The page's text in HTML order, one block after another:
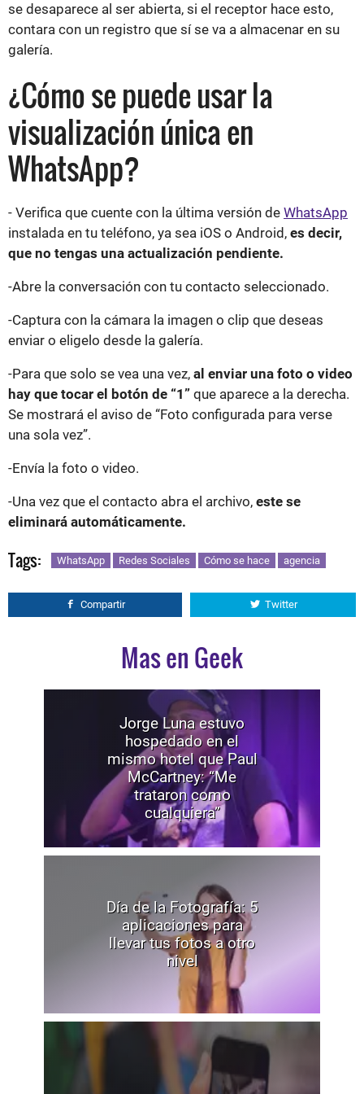
se desaparece al ser abierta, si el receptor hace esto,
contara con un registro que sí se va a almacenar en su
galería.
¿Cómo se puede usar la
visualización única en
WhatsApp?
- Verifica que cuente con la última versión de WhatsApp
instalada en tu teléfono, ya sea iOS o Android, es decir,
que no tengas una actualización pendiente.
-Abre la conversación con tu contacto seleccionado.
-Captura con la cámara la imagen o clip que deseas
enviar o eligelo desde la galería.
-Para que solo se vea una vez, al enviar una foto o video
hay que tocar el botón de “1” que aparece a la derecha.
Se mostrará el aviso de “Foto configurada para verse
una sola vez”.
-Envía la foto o video.
-Una vez que el contacto abra el archivo, este se
eliminará automáticamente.
Tags: WhatsApp Redes Sociales Cómo se hace agencia
Compartir Twitter
Mas en Geek
Jorge Luna estuvo
hospedado en el
mismo hotel que Paul
McCartney: “Me
trataron como
cualquiera”
Día de la Fotografía: 5
aplicaciones para
llevar tus fotos a otro
nivel